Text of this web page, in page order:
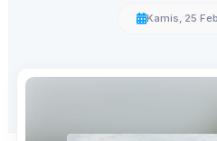
Kamis, 25